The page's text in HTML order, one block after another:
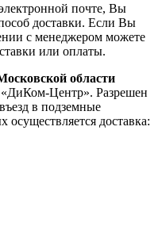
почте, Вы
доставки. Если Вы
с менеджером можете
или оплаты.
области
«ДиКом-Центр». Разрешен
в подземные
доставка: